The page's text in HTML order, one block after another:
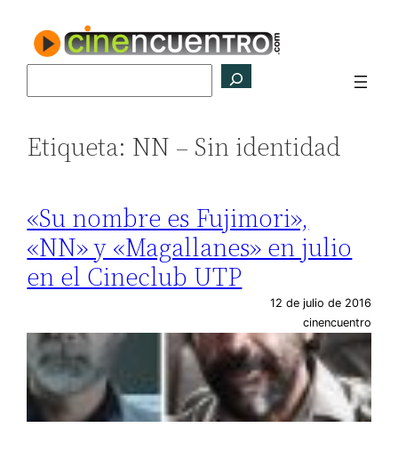
contenido
Etiqueta: NN – Sin identidad
«Su nombre es Fujimori»,
«NN» y «Magallanes» en julio
en el Cineclub UTP
12 de julio de 2016
cinencuentro